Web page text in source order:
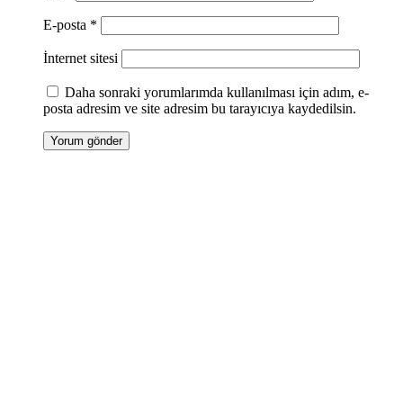
E-posta *
İnternet sitesi
Daha sonraki yorumlarımda kullanılması için adım, e-
posta adresim ve site adresim bu tarayıcıya kaydedilsin.